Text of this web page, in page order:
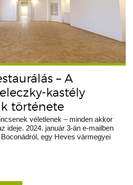
– A
kastély
története
véletlenek – minden akkor
ideje. 2024. január 3-án e-mailben
egy Heves vármegyei